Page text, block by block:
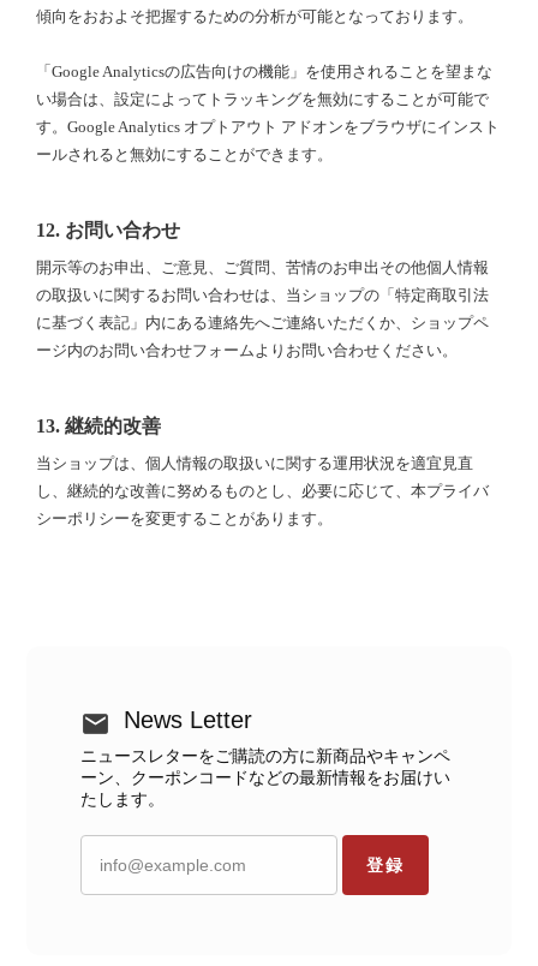
傾向をおおよそ把握するための分析が可能となっております。
「Google Analyticsの広告向けの機能」を使用されることを望まな
い場合は、設定によってトラッキングを無効にすることが可能で
す。Google Analytics オプトアウト アドオンをブラウザにインスト
ールされると無効にすることができます。
12. お問い合わせ
開示等のお申出、ご意見、ご質問、苦情のお申出その他個人情報
の取扱いに関するお問い合わせは、当ショップの「特定商取引法
に基づく表記」内にある連絡先へご連絡いただくか、ショップペ
ージ内のお問い合わせフォームよりお問い合わせください。
13. 継続的改善
当ショップは、個人情報の取扱いに関する運用状況を適宜見直
し、継続的な改善に努めるものとし、必要に応じて、本プライバ
シーポリシーを変更することがあります。
News Letter
ニュースレターをご購読の方に新商品やキャンペ
ーン、クーポンコードなどの最新情報をお届けい
たします。
登録